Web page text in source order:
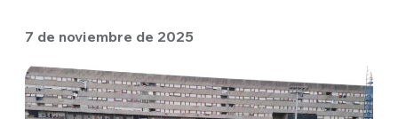
7 de noviembre de 2025